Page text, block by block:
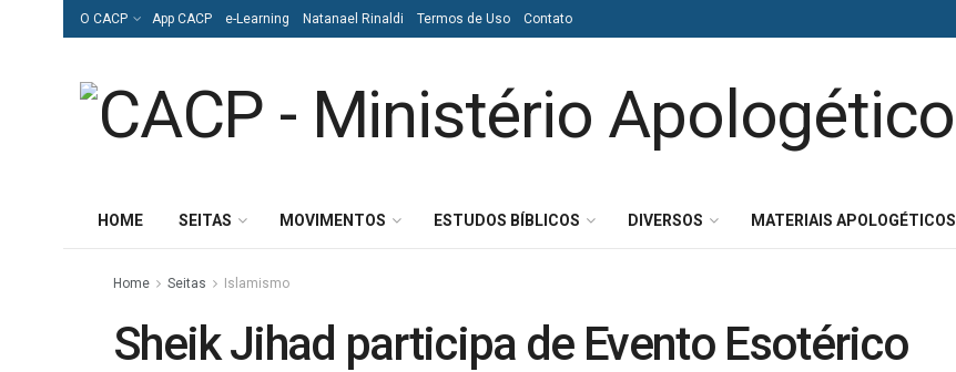
O CACP App CACP e-Learning Natanael Rinaldi Termos de Uso Contato
HOME SEITAS MOVIMENTOS ESTUDOS BÍBLICOS DIVERSOS MATERIAIS APOLOGÉTICOS
Home Seitas Islamismo
Sheik Jihad participa de Evento Esotérico